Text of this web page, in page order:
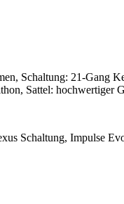
Schaltung: 21-Gang
Sattel: hochwertiger
Schaltung, Impulse